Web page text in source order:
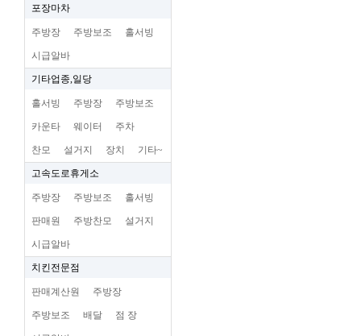
포장마차
주방장 주방보조 홀서빙
시급알바
기타업종,일당
홀서빙 주방장 주방보조
카운타 웨이터 주차
찬모 설거지 장치 기타~
고속도로휴게소
주방장 주방보조 홀서빙
판매원 주방찬모 설거지
시급알바
치킨전문점
판매계산원 주방장
주방보조 배달 점 장